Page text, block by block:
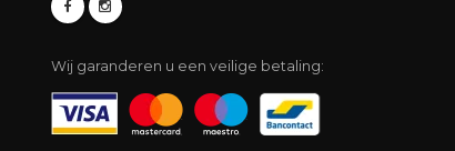
Wij garanderen u een veilige betaling: